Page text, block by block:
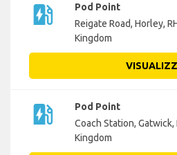
ev_station
Pod Point
Reigate Road, Horley,
Kingdom
ev_station
Pod Point
Coach Station, Gatwick,
Kingdom